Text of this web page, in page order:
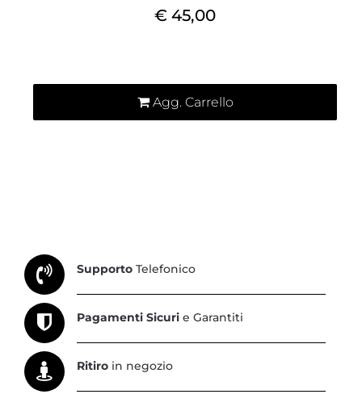
€ 45,00
Agg. Carrello
Supporto Telefonico
Pagamenti Sicuri e Garantiti
Ritiro in negozio